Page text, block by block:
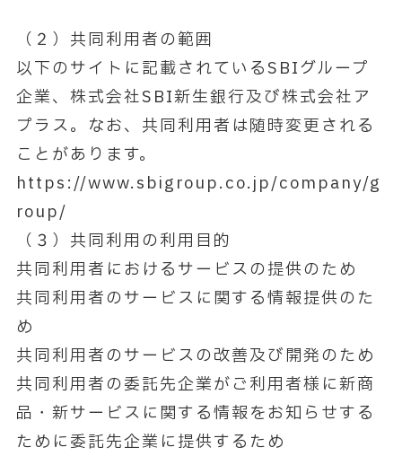
（２）共同利用者の範囲
以下のサイトに記載されているSBIグループ
企業、株式会社SBI新生銀行及び株式会社ア
プラス。なお、共同利用者は随時変更される
ことがあります。
https://www.sbigroup.co.jp/company/g
roup/
（３）共同利用の利用目的
共同利用者におけるサービスの提供のため
共同利用者のサービスに関する情報提供のた
め
共同利用者のサービスの改善及び開発のため
共同利用者の委託先企業がご利用者様に新商
品・新サービスに関する情報をお知らせする
ために委託先企業に提供するため